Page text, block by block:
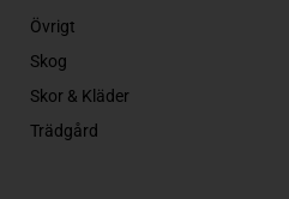
Övrigt
Skog
Skor & Kläder
Trädgård